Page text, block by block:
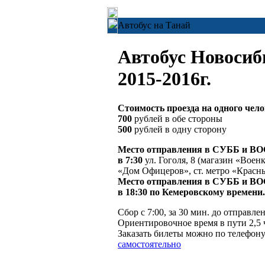
Автобус на Танай
Автобус
2015-2016г.
Cтоимость проезда на одного
700 рублей в обе стороны
500 рублей в одну сторону
Место отправления в СУББ и
в 7:30 ул. Гоголя, 8 (магазин
«Дом Офицеров», ст. метро
Место отправления в СУББ и
в 18:30 по Кемеровскому времени.
Сбор с 7:00, за 30 мин. до
Ориентировочное время в пути 2,5
Заказать билеты можно по
самостоятельно